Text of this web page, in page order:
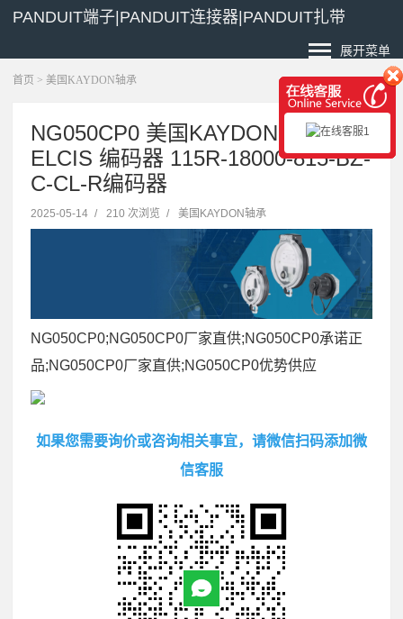
PANDUIT端子|PANDUIT连接器|PANDUIT扎带
展开菜单
首页 > 美国KAYDON轴承
NG050CP0 美国KAYDON轴承
ELCIS 编码器 115R-18000-815-BZ-
C-CL-R编码器
2025-05-14 / 210 次浏览 / 美国KAYDON轴承
NG050CP0;NG050CP0厂家直供;NG050CP0承诺正
品;NG050CP0厂家直供;NG050CP0优势供应
如果您需要询价或咨询相关事宜，请微信扫码添加微
信客服